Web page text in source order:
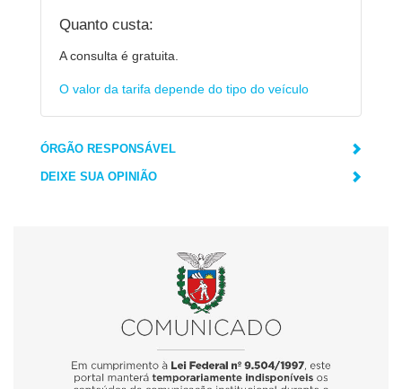
Quanto custa:
A consulta é gratuita.
O valor da tarifa depende do tipo do veículo
ÓRGÃO RESPONSÁVEL
DEIXE SUA OPINIÃO